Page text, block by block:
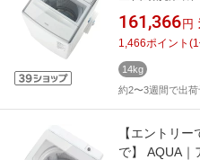
VP14B(W) [
機能)]【
161,366 円
1,466ポイント (1
14kg
約2〜3週間で出荷
【エントリ
で】 AQUA｜